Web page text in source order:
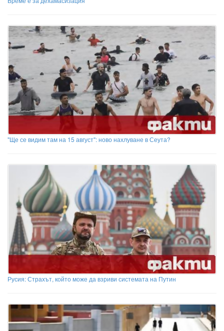
"Ще се видим там на 15 август": ново нахлуване в Сеута?
Русия: Страхът, който може да взриви системата на Путин